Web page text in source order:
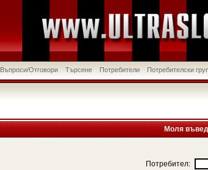
Въпроси/Отговори Търсене Потребители Потребителски
Моля
Потребител: